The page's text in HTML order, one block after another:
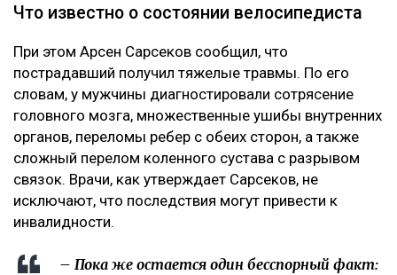
Что известно о состоянии велосипедиста
При этом Арсен Сарсеков сообщил, что
пострадавший получил тяжелые травмы. По его
словам, у мужчины диагностировали сотрясение
головного мозга, множественные ушибы внутренних
органов, переломы ребер с обеих сторон, а также
сложный перелом коленного сустава с разрывом
связок. Врачи, как утверждает Сарсеков, не
исключают, что последствия могут привести к
инвалидности.
– Пока же остается один бесспорный факт: